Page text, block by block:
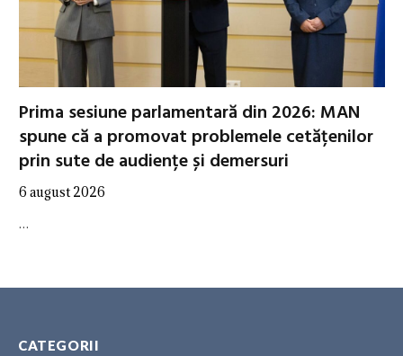
Prima sesiune parlamentară din 2026: MAN
spune că a promovat problemele cetățenilor
prin sute de audiențe și demersuri
6 august 2026
…
CATEGORII